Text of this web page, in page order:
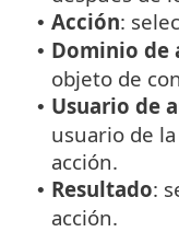
• Acción:
• Dominio de
objeto de
• Usuario de
usuario de
acción.
• Resultado:
acción.